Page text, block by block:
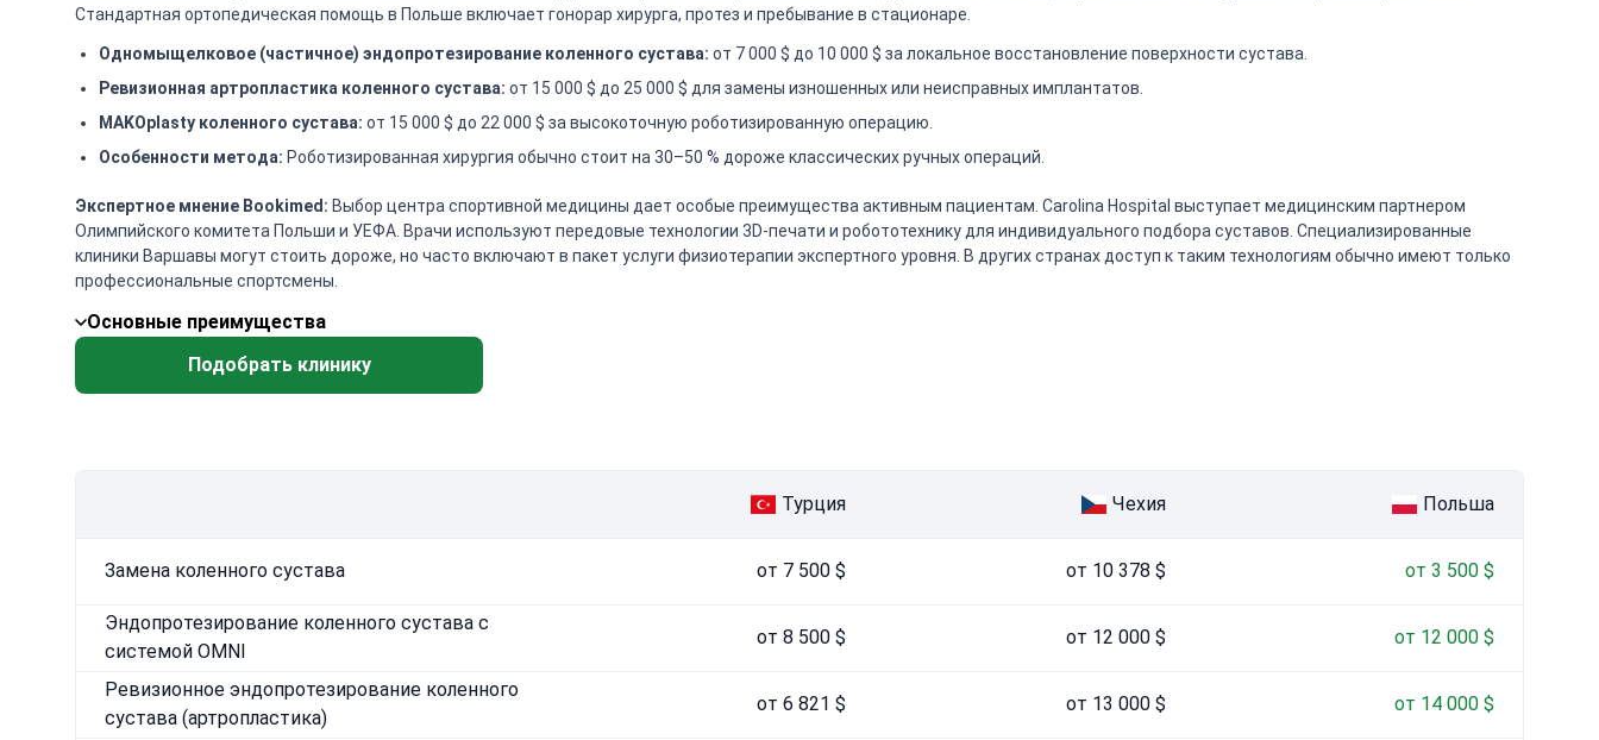
Стандартная ортопедическая помощь в Польше включает гонорар хирурга, протез и пребывание в стационаре.
Одномыщелковое (частичное) эндопротезирование коленного сустава: от 7 000 $ до 10 000 $ за локальное восстановление поверхности сустава.
Ревизионная артропластика коленного сустава: от 15 000 $ до 25 000 $ для замены изношенных или неисправных имплантатов.
MAKOplasty коленного сустава: от 15 000 $ до 22 000 $ за высокоточную роботизированную операцию.
Особенности метода: Роботизированная хирургия обычно стоит на 30–50 % дороже классических ручных операций.
Экспертное мнение Bookimed: Выбор центра спортивной медицины дает особые преимущества активным пациентам. Carolina Hospital выступает медицинским партнером
Олимпийского комитета Польши и УЕФА. Врачи используют передовые технологии 3D-печати и робототехнику для индивидуального подбора суставов. Специализированные
клиники Варшавы могут стоить дороже, но часто включают в пакет услуги физиотерапии экспертного уровня. В других странах доступ к таким технологиям обычно имеют только
профессиональные спортсмены.
Основные преимущества
Подобрать клинику
Турция Чехия Польша
Замена коленного сустава от 7 500 $ от 10 378 $ от 3 500 $
Эндопротезирование коленного сустава с
системой OMNI
от 8 500 $ от 12 000 $ от 12 000 $
Ревизионное эндопротезирование коленного
сустава (артропластика)
от 6 821 $ от 13 000 $ от 14 000 $